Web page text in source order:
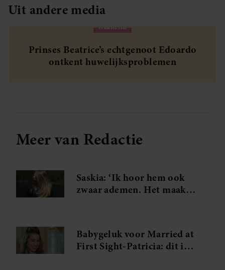
Uit andere media
WEEKEND
Prinses Beatrice’s echtgenoot Edoardo
ontkent huwelijksproblemen
Meer van Redactie
Saskia: ‘Ik hoor hem ook
zwaar ademen. Het maakt
Babygeluk voor Married at
First Sight-Patricia: dit is